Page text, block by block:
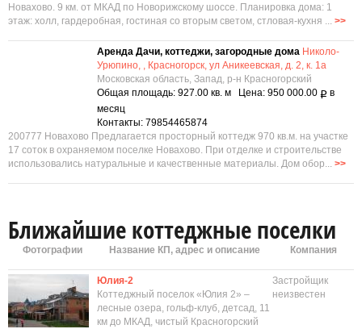
Новахово. 9 км. от МКАД по Новорижскому шоссе. Планировка дома: 1
этаж: холл, гардеробная, гостиная со вторым светом, стловая-кухня ... >>
Аренда Дачи, коттеджи, загородные дома Николо-
Урюпино, , Красногорск, ул Аникеевская, д. 2, к. 1а
Московская область, Запад, р-н Красногорский
Общая площадь: 927.00 кв. м Цена: 950 000.00 Р в
месяц
Контакты: 79854465874
200777 Новахово Предлагается просторный коттедж 970 кв.м. на участке
17 соток в охраняемом поселке Новахово. При отделке и строительстве
использовались натуральные и качественные материалы. Дом обор... >>
Ближайшие коттеджные поселки
Фотографии Название КП, адрес и описание Компания
Юлия-2
Коттеджный поселок «Юлия 2» –
лесные озера, гольф-клуб, детсад, 11
км до МКАД, чистый Красногорский
Застройщик
неизвестен